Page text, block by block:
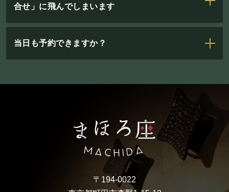
合せ」に飛んでしまいます
当日も予約できますか？
〒194-0022